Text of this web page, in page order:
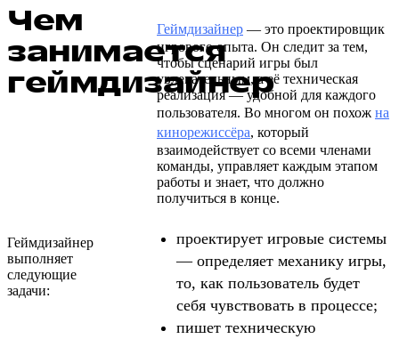
Чем
занимается
геймдизайнер
Геймдизайнер — это проектировщик
игрового опыта. Он следит за тем,
чтобы сценарий игры был
увлекательным, а её техническая
реализация — удобной для каждого
пользователя. Во многом он похож на
кинорежиссёра, который
взаимодействует со всеми членами
команды, управляет каждым этапом
работы и знает, что должно
получиться в конце.
Геймдизайнер
выполняет
следующие
задачи:
проектирует игровые системы
— определяет механику игры,
то, как пользователь будет
себя чувствовать в процессе;
пишет техническую